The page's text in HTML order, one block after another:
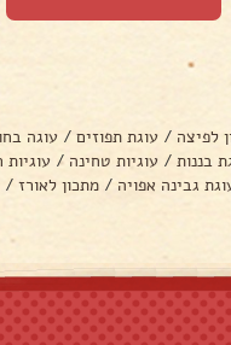
לפיצה / עוגת תפוזים / עוגה
בננות / עוגיות טחינה /
גבינה אפויה / מתכון לאורז /